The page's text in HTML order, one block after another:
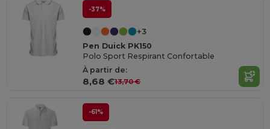
-37%
+3
Pen Duick PK150
Polo Sport Respirant Confortable
À partir de:
8,68 €13,70 €
-61%